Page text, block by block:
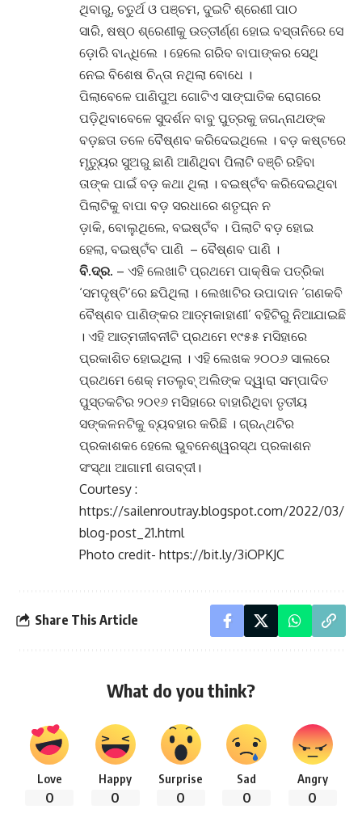
ଥିବାରୁ, ଚତୁର୍ଥ ଓ ପଞ୍ଚମ, ଦୁଇଟି ଶ୍ରେଣୀ ପାଠ
ସାରି, ଷଷ୍ଠ ଶ୍ରେଣୀକୁ ଉତ୍ତୀର୍ଣ୍ଣ ହୋଇ ବସ୍ତାନିରେ ସେ
ଡ଼ୋରି ବାନ୍ଧିଲେ । ହେଲେ ଗରିବ ବାପାଙ୍କର ସେଥି
ନେଇ ବିଶେଷ ଚିନ୍ତା ନଥିଲା ବୋଧେ ।
ପିଲାବେଳେ ପାଣିପୁଅ ଗୋଟିଏ ସାଙ୍ଘାତିକ ରୋଗରେ
ପଡ଼ିଥିବାବେଳେ ସୁଦର୍ଶନ ବାବୁ ପୁତ୍ରକୁ ଜଗନ୍ନାଥଙ୍କ
ବଡ଼ଛତା ତଳେ ବୈଷ୍ଣବ କରିଦେଇଥିଲେ । ବଡ଼ କଷ୍ଟରେ
ମୃତ୍ୟୁର ସୁଅରୁ ଛାଣି ଆଣିଥିବା ପିଲାଟି ବଞ୍ଚି ରହିବା
ତାଙ୍କ ପାଇଁ ବଡ଼ କଥା ଥିଲା । ବଇଷ୍ଟଁବ କରିଦେଇଥିବା
ପିଲାଟିକୁ ବାପା ବଡ଼ ସରଧାରେ ଶତୃଘ୍ନ ନ
ଡ଼ାକି, ବୋଲୁଥିଲେ, ବଇଷ୍ଟଁବ । ପିଲାଟି ବଡ଼ ହୋଇ
ହେଲା, ବଇଷ୍ଟଁବ ପାଣି – ବୈଷ୍ଣବ ପାଣି ।
ବି.ଦ୍ର. – ଏହି ଲେଖାଟି ପ୍ରଥମେ ପାକ୍ଷିକ ପତ୍ରିକା
‘ସମଦୃଷ୍ଟି’ରେ ଛପିଥିଲା । ଲେଖାଟିର ଉପାଦାନ ‘ଗଣକବି
ବୈଷ୍ଣବ ପାଣିଙ୍କର ଆତ୍ମକାହାଣୀ’ ବହିଟିରୁ ନିଆଯାଇଛି
। ଏହି ଆତ୍ମଜୀବନୀଟି ପ୍ରଥମେ ୧୯୫୫ ମସିହାରେ
ପ୍ରକାଶିତ ହୋଇଥିଲା । ଏହି ଲେଖକ ୨୦୦୬ ସାଲରେ
ପ୍ରଥମେ ଶେକ୍ ମତଲୁବ୍ ଅଲିଙ୍କ ଦ୍ୱାରା ସମ୍ପାଦିତ
ପୁସ୍ତକଟିର ୨୦୧୬ ମସିହାରେ ବାହାରିଥିବା ତୃତୀୟ
ସଙ୍କଳନଟିକୁ ବ୍ୟବହାର କରିଛି । ଗ୍ରନ୍ଥଟିର
ପ୍ରକାଶକ େହେଲେ ଭୁବନେଶ୍ୱରସ୍ଥ ପ୍ରକାଶନ
ସଂସ୍ଥା ଆଗାମୀ ଶତାବ୍ଦୀ।
Courtesy :
https://sailenroutray.blogspot.com/2022/03/
blog-post_21.html
Photo credit- https://bit.ly/3iOPKJC
Share This Article
What do you think?
Love
0
Happy
0
Surprise
0
Sad
0
Angry
0